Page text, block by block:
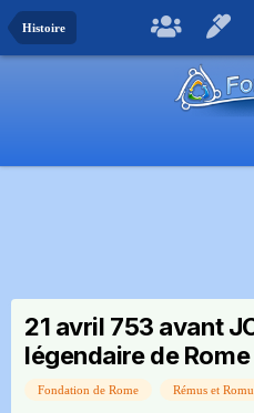
Histoire
21 avril 753 avant
légendaire de Rome
Fondation de Rome Rémus et